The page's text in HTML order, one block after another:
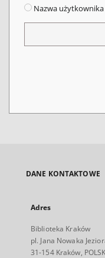
Nazwa użytkownika
DANE KONTAKTOWE
Adres
Biblioteka Kraków
pl. Jana Nowaka
31-154 Kraków,